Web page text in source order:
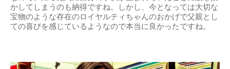
かしてしまうのも納得ですね。しかし、今となっては大切な
宝物のような存在のロイヤルティちゃんのおかげで父親とし
ての喜びを感じているようなので本当に良かったですね。